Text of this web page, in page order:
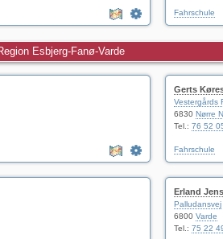
Fahrschule
Esbjerg-Fanø-Varde
Gerts
Vestergårds
6830 Nørre
Tel.: 76 52
Fahrschule
Erland
Palludansvej
6800 Varde
Tel.: 75 22